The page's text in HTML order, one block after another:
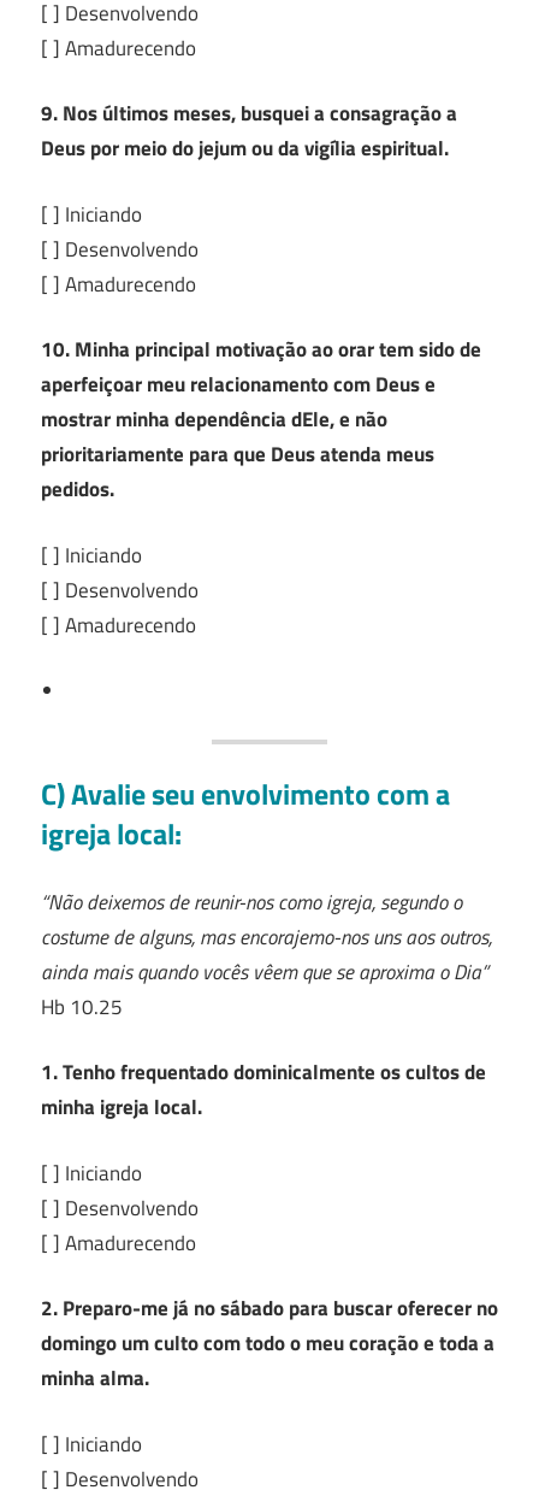
[ ] Desenvolvendo
[ ] Amadurecendo
9. Nos últimos meses, busquei a consagração a
Deus por meio do jejum ou da vigília espiritual.
[ ] Iniciando
[ ] Desenvolvendo
[ ] Amadurecendo
10. Minha principal motivação ao orar tem sido de
aperfeiçoar meu relacionamento com Deus e
mostrar minha dependência dEle, e não
prioritariamente para que Deus atenda meus
pedidos.
[ ] Iniciando
[ ] Desenvolvendo
[ ] Amadurecendo
C) Avalie seu envolvimento com a
igreja local:
“Não deixemos de reunir-nos como igreja, segundo o
costume de alguns, mas encorajemo-nos uns aos outros,
ainda mais quando vocês vêem que se aproxima o Dia”
Hb 10.25
1. Tenho frequentado dominicalmente os cultos de
minha igreja local.
[ ] Iniciando
[ ] Desenvolvendo
[ ] Amadurecendo
2. Preparo-me já no sábado para buscar oferecer no
domingo um culto com todo o meu coração e toda a
minha alma.
[ ] Iniciando
[ ] Desenvolvendo